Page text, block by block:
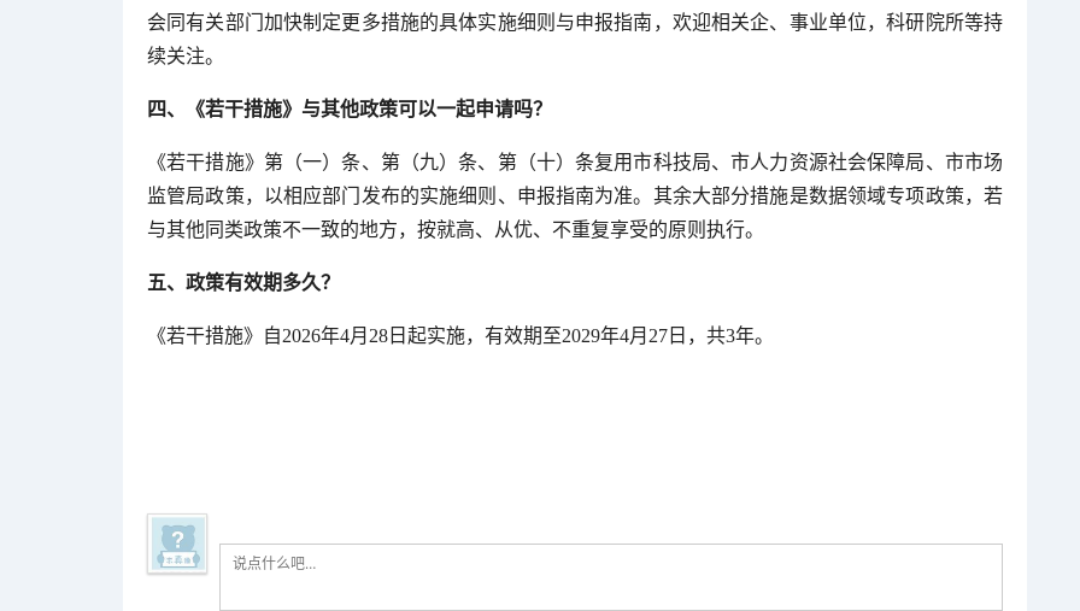
会同有关部门加快制定更多措施的具体实施细则与申报指南，欢迎相关企、事业单位，科研院所等持
续关注。
四、《若干措施》与其他政策可以一起申请吗？
《若干措施》第（一）条、第（九）条、第（十）条复用市科技局、市人力资源社会保障局、市市场
监管局政策，以相应部门发布的实施细则、申报指南为准。其余大部分措施是数据领域专项政策，若
与其他同类政策不一致的地方，按就高、从优、不重复享受的原则执行。
五、政策有效期多久？
《若干措施》自2026年4月28日起实施，有效期至2029年4月27日，共3年。